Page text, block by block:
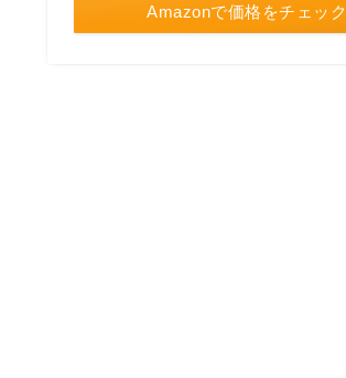
Amazonで価格をチェック